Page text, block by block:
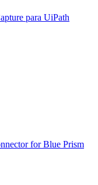
para UiPath
for Blue Prism